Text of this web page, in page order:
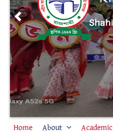
Previous
Home About Academic